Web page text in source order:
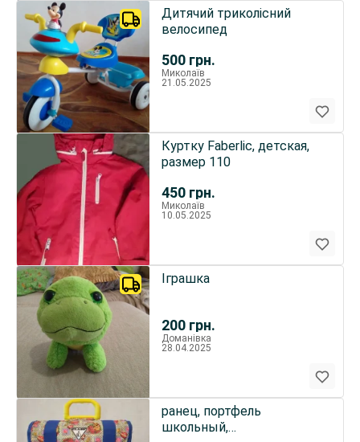
500 грн.
Дитячий триколісний
велосипед
Миколаїв
21.05.2025
450 грн.
Куртку Faberlic, детская,
размер 110
Миколаїв
10.05.2025
200 грн.
Іграшка
Доманівка
28.04.2025
ранец, портфель
школьный,